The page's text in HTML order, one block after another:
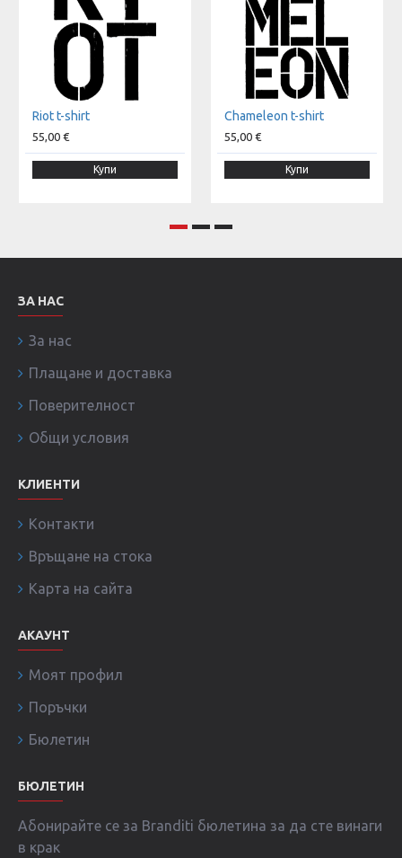
Riot t-shirt
55,00 €
Купи
Chameleon t-shirt
55,00 €
Купи
ЗА НАС
За нас
Плащане и доставка
Поверителност
Общи условия
КЛИЕНТИ
Контакти
Връщане на стока
Карта на сайта
АКАУНТ
Моят профил
Поръчки
Бюлетин
БЮЛЕТИН
Абонирайте се за Branditi бюлетина за да сте винаги
в крак